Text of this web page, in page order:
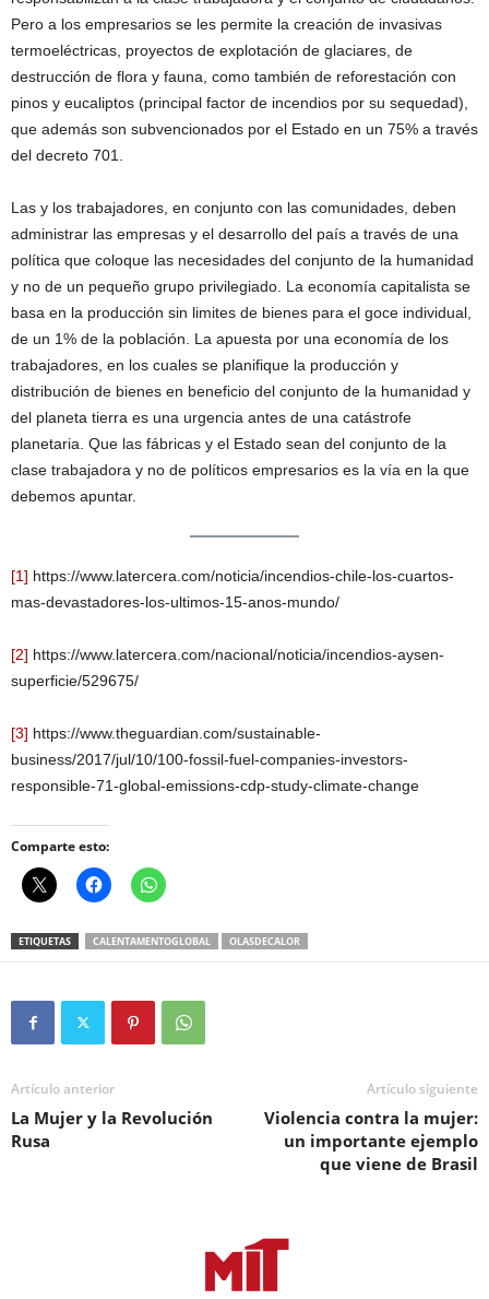
Pero a los empresarios se les permite la creación de invasivas
termoeléctricas, proyectos de explotación de glaciares, de
destrucción de flora y fauna, como también de reforestación con
pinos y eucaliptos (principal factor de incendios por su sequedad),
que además son subvencionados por el Estado en un 75% a través
del decreto 701.
Las y los trabajadores, en conjunto con las comunidades, deben
administrar las empresas y el desarrollo del país a través de una
política que coloque las necesidades del conjunto de la humanidad
y no de un pequeño grupo privilegiado. La economía capitalista se
basa en la producción sin limites de bienes para el goce individual,
de un 1% de la población. La apuesta por una economía de los
trabajadores, en los cuales se planifique la producción y
distribución de bienes en beneficio del conjunto de la humanidad y
del planeta tierra es una urgencia antes de una catástrofe
planetaria. Que las fábricas y el Estado sean del conjunto de la
clase trabajadora y no de políticos empresarios es la vía en la que
debemos apuntar.
[1] https://www.latercera.com/noticia/incendios-chile-los-cuartos-
mas-devastadores-los-ultimos-15-anos-mundo/
[2] https://www.latercera.com/nacional/noticia/incendios-aysen-
superficie/529675/
[3] https://www.theguardian.com/sustainable-
business/2017/jul/10/100-fossil-fuel-companies-investors-
responsible-71-global-emissions-cdp-study-climate-change
Comparte esto:
ETIQUETAS CALENTAMENTOGLOBAL OLASDECALOR
Artículo anterior
La Mujer y la Revolución
Rusa
Artículo siguiente
Violencia contra la mujer:
un importante ejemplo
que viene de Brasil